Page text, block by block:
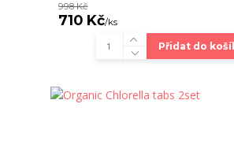
998 Kč
710 Kč/ks
Přidat do